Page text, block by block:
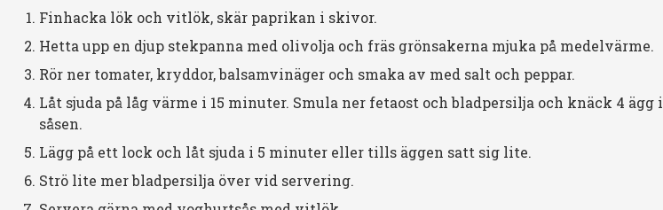
Finhacka lök och vitlök, skär paprikan i skivor.
Hetta upp en djup stekpanna med olivolja och fräs grönsakerna mjuka på medelvärme.
Rör ner tomater, kryddor, balsamvinäger och smaka av med salt och peppar.
Låt sjuda på låg värme i 15 minuter. Smula ner fetaost och bladpersilja och knäck 4 ägg i
såsen.
Lägg på ett lock och låt sjuda i 5 minuter eller tills äggen satt sig lite.
Strö lite mer bladpersilja över vid servering.